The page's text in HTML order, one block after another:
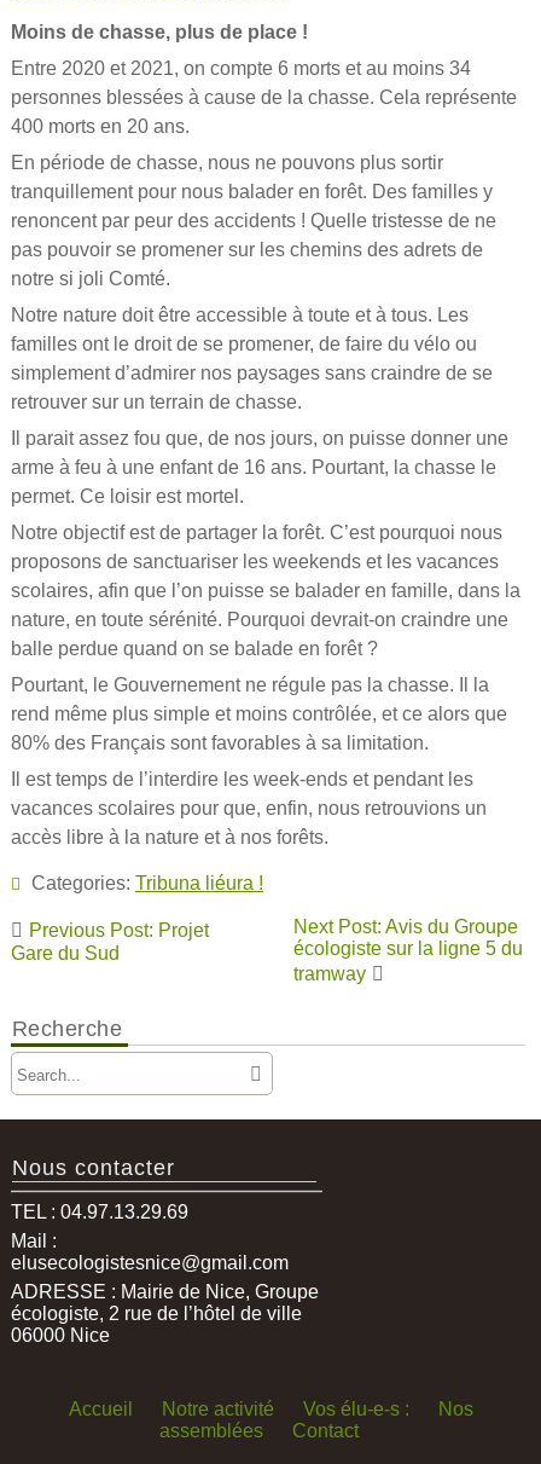
Moins de chasse, plus de place !
Entre 2020 et 2021, on compte 6 morts et au moins 34
personnes blessées à cause de la chasse. Cela représente
400 morts en 20 ans.
En période de chasse, nous ne pouvons plus sortir
tranquillement pour nous balader en forêt. Des familles y
renoncent par peur des accidents ! Quelle tristesse de ne
pas pouvoir se promener sur les chemins des adrets de
notre si joli Comté.
Notre nature doit être accessible à toute et à tous. Les
familles ont le droit de se promener, de faire du vélo ou
simplement d’admirer nos paysages sans craindre de se
retrouver sur un terrain de chasse.
Il parait assez fou que, de nos jours, on puisse donner une
arme à feu à une enfant de 16 ans. Pourtant, la chasse le
permet. Ce loisir est mortel.
Notre objectif est de partager la forêt. C’est pourquoi nous
proposons de sanctuariser les weekends et les vacances
scolaires, afin que l’on puisse se balader en famille, dans la
nature, en toute sérénité. Pourquoi devrait-on craindre une
balle perdue quand on se balade en forêt ?
Pourtant, le Gouvernement ne régule pas la chasse. Il la
rend même plus simple et moins contrôlée, et ce alors que
80% des Français sont favorables à sa limitation.
Il est temps de l’interdire les week-ends et pendant les
vacances scolaires pour que, enfin, nous retrouvions un
accès libre à la nature et à nos forêts.
Categories: Tribuna liéura !
Navigation
de
Previous Post: Projet
Gare du Sud
Next Post: Avis du Groupe
écologiste sur la ligne 5 du
tramway
Recherche
Nous contacter
TEL : 04.97.13.29.69
Mail :
elusecologistesnice@gmail.com
ADRESSE : Mairie de Nice, Groupe
écologiste, 2 rue de l’hôtel de ville
06000 Nice
Accueil Notre activité Vos élu-e-s :
Nos
assemblées
Contact